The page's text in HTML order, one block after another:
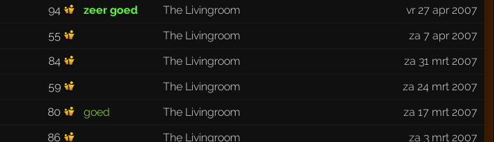
94 zeer goed The Livingroom
vr 27 apr 2007
55 The Livingroom
za 7 apr 2007
84 The Livingroom
za 31 mrt 2007
59 The Livingroom
za 24 mrt 2007
80 goed The Livingroom
za 17 mrt 2007
86 The Livingroom za 3 mrt 2007